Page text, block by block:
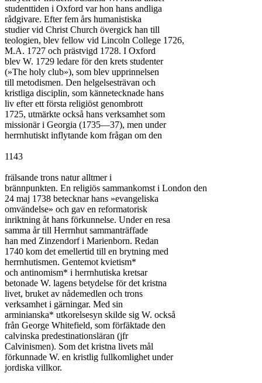
studenttiden i Oxford var hon hans andliga
rådgivare. Efter fem års humanistiska
studier vid Christ Church övergick han till
teologien, blev fellow vid Lincoln College 1726,
M.A. 1727 och prästvigd 1728. I Oxford
blev W. 1729 ledare för den krets studenter
(»The holy club»), som blev upprinnelsen
till metodismen. Den helgelsesträvan och
kristliga disciplin, som kännetecknade hans
liv efter ett första religiöst genombrott
1725, utmärkte också hans verksamhet som
missionär i Georgia (1735—37), men under
herrnhutiskt inflytande kom frågan om den
1143
frälsande trons natur alltmer i
brännpunkten. En religiös sammankomst i London den
24 maj 1738 betecknar hans »evangeliska
omvändelse» och gav en reformatorisk
inriktning åt hans förkunnelse. Under en resa
samma år till Herrnhut sammanträffade
han med Zinzendorf i Marienborn. Redan
1740 kom det emellertid till en brytning med
herrnhutismen. Gentemot kvietism*
och antinomism* i herrnhutiska kretsar
betonade W. lagens betydelse för det kristna
livet, bruket av nådemedlen och trons
verksamhet i gärningar. Med sin
arminianska* utkorelsesyn skilde sig W. också
från George Whitefield, som förfäktade den
calvinska predestinationsläran (jfr
Calvinismen). Som det kristna livets mål
förkunnade W. en kristlig fullkomlighet under
jordiska villkor.